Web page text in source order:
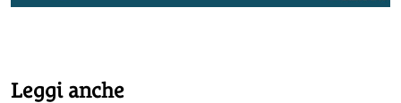
Leggi anche